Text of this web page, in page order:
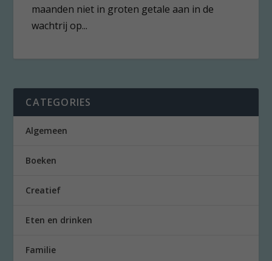
maanden niet in groten getale aan in de
wachtrij op...
CATEGORIES
Algemeen
Boeken
Creatief
Eten en drinken
Familie